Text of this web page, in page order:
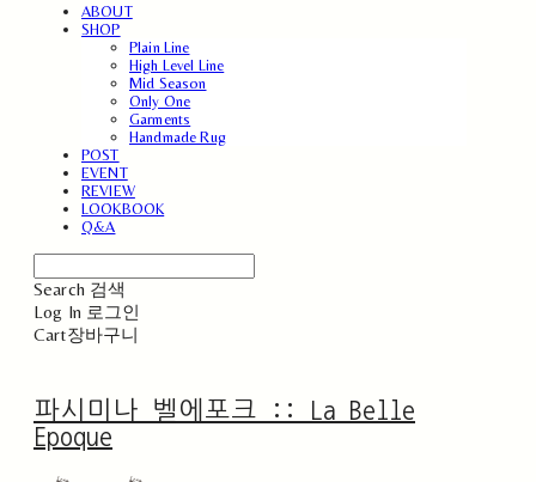
ABOUT
SHOP
Plain Line
High Level Line
Mid Season
Only One
Garments
Handmade Rug
POST
EVENT
REVIEW
LOOKBOOK
Q&A
Search 검색
Log In 로그인
Cart장바구니
파시미나 벨에포크 :: La Belle
Epoque